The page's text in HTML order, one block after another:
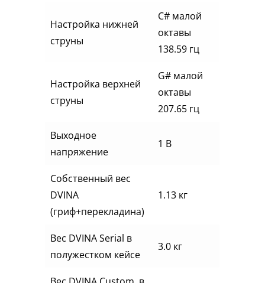
Настройка нижней
струны
C# малой
октавы
138.59 гц
Настройка верхней
струны
G# малой
октавы
207.65 гц
Выходное
напряжение
1 В
Собственный вес
DVINA
(гриф+перекладина)
1.13 кг
Вес DVINA Serial в
полужестком кейсе
3.0 кг